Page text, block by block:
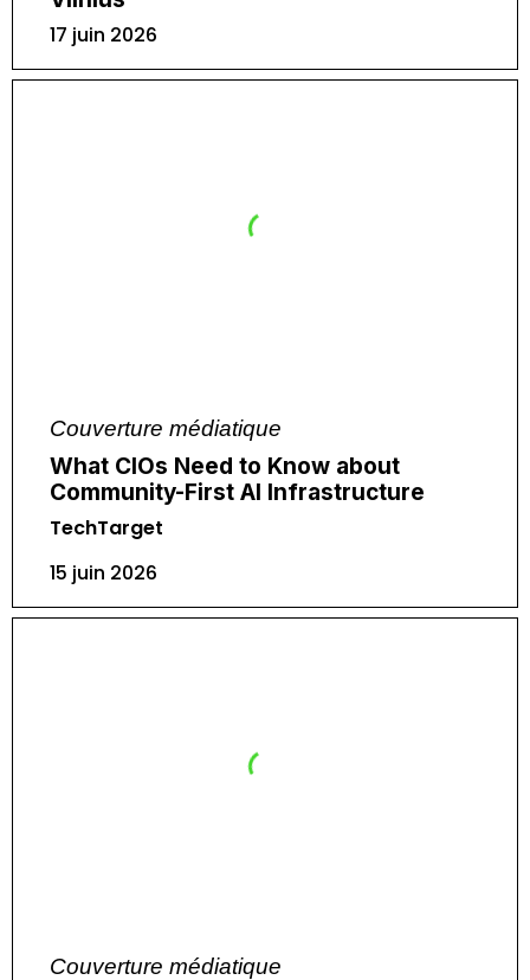
17 juin 2026
Couverture médiatique
What CIOs Need to Know about
Community-First AI Infrastructure
TechTarget
15 juin 2026
Couverture médiatique